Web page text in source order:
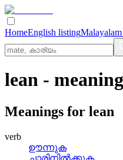
HomeEnglish listing
lean -
Meanings for lean
verb
ഊന്നുക
ചാരിനില്‍ക്കുക